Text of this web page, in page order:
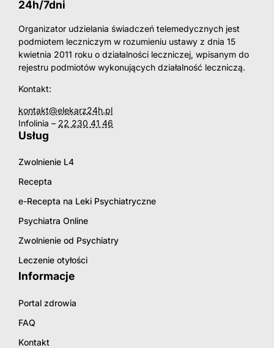
24h/7dni
Organizator udzielania świadczeń telemedycznych jest
podmiotem leczniczym w rozumieniu ustawy z dnia 15
kwietnia 2011 roku o działalności leczniczej, wpisanym do
rejestru podmiotów wykonujących działalność leczniczą.
Kontakt:
kontakt@elekarz24h.pl
Infolinia – 22 230 41 46
Usług
Zwolnienie L4
Recepta
e-Recepta na Leki Psychiatryczne
Psychiatra Online
Zwolnienie od Psychiatry
Leczenie otyłości
Informacje
Portal zdrowia
FAQ
Kontakt